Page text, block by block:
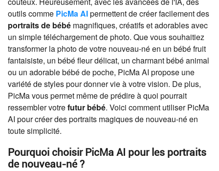
outils comme PicMa AIpermettent de créer facilement des
portraits de bébé magnifiques, créatifs et adorables avec
un simple téléchargement de photo. Que vous souhaitiez
transformer la photo de votre nouveau-né en un bébé fruit
fantaisiste, un bébé fleur délicat, un charmant bébé animal
ou un adorable bébé de poche, PicMa AI propose une
variété de styles pour donner vie à votre vision. De plus,
PicMa vous permet même de prédire à quoi pourrait
ressembler votrefutur bébé. Voici comment utiliser PicMa
AI pour créer des portraits magiques de nouveau-né en
toute simplicité.
Pourquoi choisir PicMa AI pour les portraits
de nouveau-né ?